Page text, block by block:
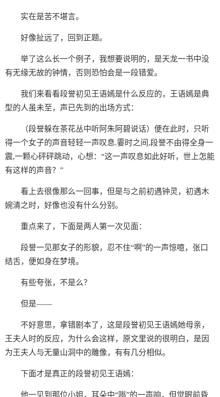
实在是苦不堪言。
好像扯远了，回到正题。
举了这么长一个例子，我想要说明的，是天龙一书中没
有无缘无故的钟情，否则恐怕会是一段错爱。
我们来看看段誉初见王语嫣是什么反应的，王语嫣是典
型的人虽未至，声已先到的出场方式：
（段誉躲在茶花丛中听阿朱阿碧说话）便在此时，只听
得一个女子的声音轻轻一声叹息.霎时之间,段誉不由得全身一
震,一颗心砰砰跳动，心想：“这一声叹息如此好听，世上怎能
有这样的声音？”
看上去很像那么一回事，但是与之前初遇钟灵，初遇木
婉清之时，好像也没有什么分别。
重点来了，下面是两人第一次见面：
段誉一见那女子的形貌，忍不住“啊”的一声惊噫，张口
结舌，便如身在梦境。
有些夸张，不是么？
但是——
不好意思，拿错剧本了，这是段誉初见王语嫣她母亲，
王夫人时的反应，为什么会这样，原文里说的很明白，是因
为王夫人与无量山洞中的雕像，有有几分相似。
下面才是真正的段誉初见王语嫣：
他一见到那位小姐，耳朵中“嗡”的一声响，但觉眼前昏